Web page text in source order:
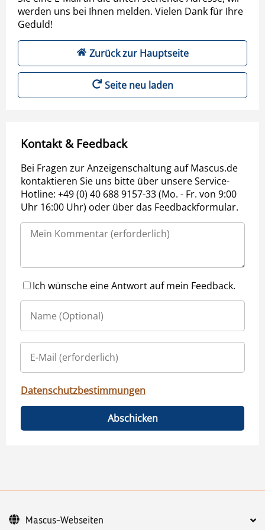
werden uns bei Ihnen melden. Vielen Dank für Ihre
Geduld!
Zurück zur Hauptseite
Seite neu laden
Kontakt & Feedback
Bei Fragen zur Anzeigenschaltung auf Mascus.de
kontaktieren Sie uns bitte über unsere Service-
Hotline: +49 (0) 40 688 9157-33 (Mo. - Fr. von 9:00
Uhr 16:00 Uhr) oder über das Feedbackformular.
Ich wünsche eine Antwort auf mein Feedback.
Datenschutzbestimmungen
Abschicken
Mascus-Webseiten